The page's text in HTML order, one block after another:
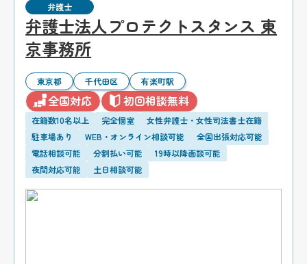
弁護士
弁護士法人プロテクトスタンス 東
京事務所
東京都 千代田区 有楽町駅
全国対応 初回相談無料
在籍数10名以上 完全個室
女性弁護士・女性司法書士在籍
駐車場あり
WEB・オンライン相談可能
全国出張対応可能
電話相談可能
分割払い可能
19時以降面談可能
夜間対応可能
土日相談可能